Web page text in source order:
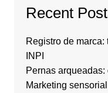
Recent
Registro de
INPI
Pernas
Marketing